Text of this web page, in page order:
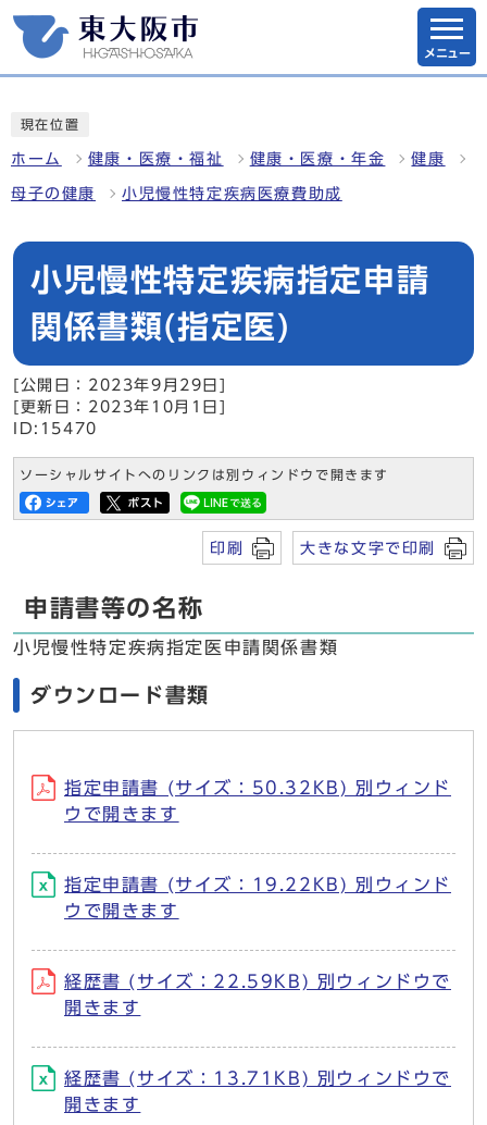
メニュー
現在位置
ホーム 健康・医療・福祉 健康・医療・年金 健康
母子の健康 小児慢性特定疾病医療費助成
小児慢性特定疾病指定申請
関係書類(指定医)
[公開日：2023年9月29日]
[更新日：2023年10月1日]
ID:15470
ソーシャルサイトへのリンクは別ウィンドウで開きます
印刷 大きな文字で印刷
申請書等の名称
小児慢性特定疾病指定医申請関係書類
ダウンロード書類
指定申請書 (サイズ：50.32KB) 別ウィンド
ウで開きます
指定申請書 (サイズ：19.22KB) 別ウィンド
ウで開きます
経歴書 (サイズ：22.59KB) 別ウィンドウで
開きます
経歴書 (サイズ：13.71KB) 別ウィンドウで
開きます